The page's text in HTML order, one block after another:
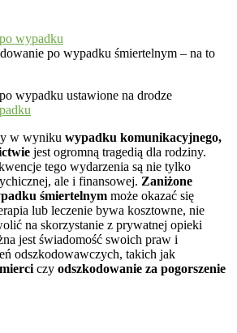
wypadku
po wypadku śmiertelnym – na to
w wyniku wypadku komunikacyjnego,
jest ogromną tragedią dla rodziny.
tego wydarzenia są nie tylko
ale i finansowej. Zaniżone
śmiertelnym może okazać się
lub leczenie bywa kosztowne, nie
na skorzystanie z prywatnej opieki
jest świadomość swoich praw i
odszkodowawczych, takich jak
czy odszkodowanie za pogorszenie